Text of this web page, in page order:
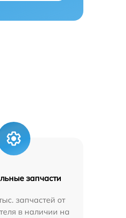
запчасти
запчастей от
в наличии на